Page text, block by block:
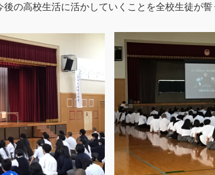
の高校生活に活かしていくことを全校生徒が誓